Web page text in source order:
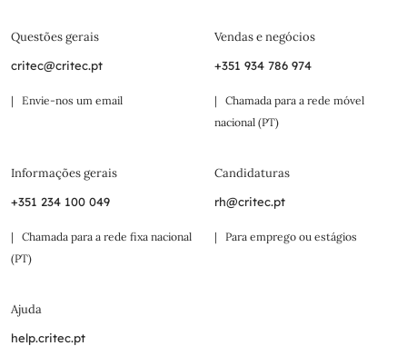
Questões gerais
critec@critec.pt
| Envie-nos um email
Vendas e negócios
+351 934 786 974
| Chamada para a rede móvel
nacional (PT)
Informações gerais
+351 234 100 049
| Chamada para a rede fixa nacional
(PT)
Candidaturas
rh@critec.pt
| Para emprego ou estágios
Ajuda
help.critec.pt